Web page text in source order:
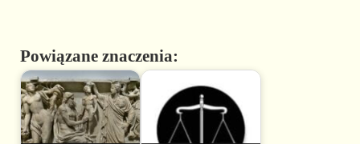
Powiązane znaczenia: